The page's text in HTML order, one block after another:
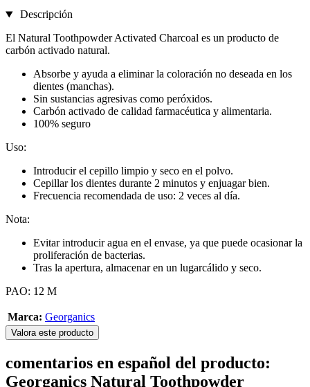
Descripción
El Natural Toothpowder Activated Charcoal es un producto de
carbón activado natural.
Absorbe y ayuda a eliminar la coloración no deseada en los
dientes (manchas).
Sin sustancias agresivas como peróxidos.
Carbón activado de calidad farmacéutica y alimentaria.
100% seguro
Uso:
Introducir el cepillo limpio y seco en el polvo.
Cepillar los dientes durante 2 minutos y enjuagar bien.
Frecuencia recomendada de uso: 2 veces al día.
Nota:
Evitar introducir agua en el envase, ya que puede ocasionar la
proliferación de bacterias.
Tras la apertura, almacenar en un lugarcálido y seco.
PAO: 12 M
Marca: Georganics
Valora este producto
comentarios en español del producto:
Georganics Natural Toothpowder